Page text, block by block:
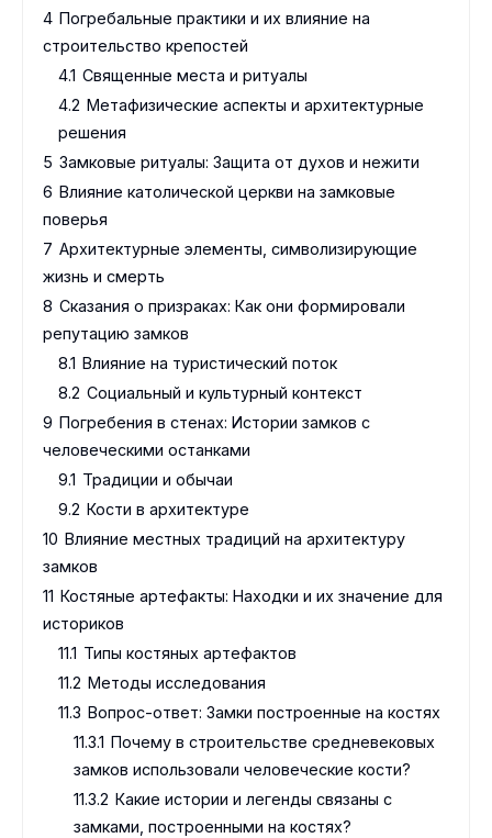
4 Погребальные практики и их влияние на
строительство крепостей
4.1 Священные места и ритуалы
4.2 Метафизические аспекты и архитектурные
решения
5 Замковые ритуалы: Защита от духов и нежити
6 Влияние католической церкви на замковые
поверья
7 Архитектурные элементы, символизирующие
жизнь и смерть
8 Сказания о призраках: Как они формировали
репутацию замков
8.1 Влияние на туристический поток
8.2 Социальный и культурный контекст
9 Погребения в стенах: Истории замков с
человеческими останками
9.1 Традиции и обычаи
9.2 Кости в архитектуре
10 Влияние местных традиций на архитектуру
замков
11 Костяные артефакты: Находки и их значение для
историков
11.1 Типы костяных артефактов
11.2 Методы исследования
11.3 Вопрос-ответ: Замки построенные на костях
11.3.1 Почему в строительстве средневековых
замков использовали человеческие кости?
11.3.2 Какие истории и легенды связаны с
замками, построенными на костях?